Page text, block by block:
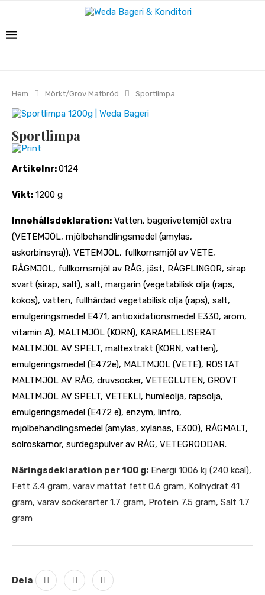
Hem Mörkt/Grov Matbröd Sportlimpa
Sportlimpa
Print
Artikelnr:0124
Vikt: 1200 g
Innehållsdeklaration: Vatten, bagerivetemjöl extra
(VETEMJÖL, mjölbehandlingsmedel (amylas,
askorbinsyra)), VETEMJÖL, fullkornsmjöl av VETE,
RÅGMJÖL, fullkornsmjöl av RÅG, jäst, RÅGFLINGOR, sirap
svart (sirap, salt), salt, margarin (vegetabilisk olja (raps,
kokos), vatten, fullhärdad vegetabilisk olja (raps), salt,
emulgeringsmedel E471, antioxidationsmedel E330, arom,
vitamin A), MALTMJÖL (KORN), KARAMELLISERAT
MALTMJÖL AV SPELT, maltextrakt (KORN, vatten),
emulgeringsmedel (E472e), MALTMJÖL (VETE), ROSTAT
MALTMJÖL AV RÅG, druvsocker, VETEGLUTEN, GROVT
MALTMJÖL AV SPELT, VETEKLI, humleolja, rapsolja,
emulgeringsmedel (E472 e), enzym, linfrö,
mjölbehandlingsmedel (amylas, xylanas, E300), RÅGMALT,
solroskärnor, surdegspulver av RÅG, VETEGRODDAR.
Näringsdeklaration per 100 g: Energi 1006 kj (240 kcal),
Fett 3.4 gram, varav mättat fett 0.6 gram, Kolhydrat 41
gram, varav sockerarter 1.7 gram, Protein 7.5 gram, Salt 1.7
gram
Dela